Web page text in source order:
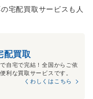
宅配買取サービスも人
配買取
自宅で完結！全国からご依
利な買取サービスです。
くわしくはこちら